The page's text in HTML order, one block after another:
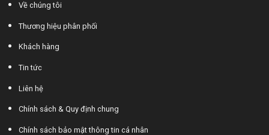
Về chúng tôi
Thương hiệu phân phối
Khách hàng
Tin tức
Liên hệ
Chính sách & Quy định chung
Chính sách bảo mật thông tin cá nhân